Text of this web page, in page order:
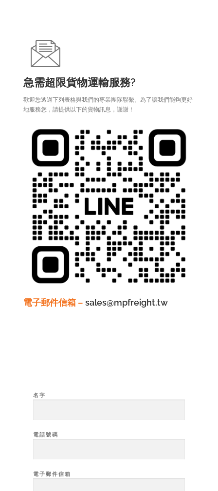
急需超限貨物運輸服務?
歡迎您透過下列表格與我們的專業團隊聯繫。為了讓我們能夠更好
地服務您，請提供以下的貨物訊息，謝謝！
電子郵件信箱 – sales@mpfreight.tw
名字
電話號碼
電子郵件信箱